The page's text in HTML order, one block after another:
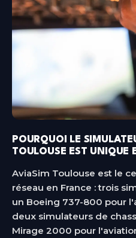
POURQUOI LE
TOULOUSE EST UNIQUE
AviaSim Toulouse est le
réseau en France : trois
un Boeing 737-800 pour
deux simulateurs de
Mirage 2000 pour